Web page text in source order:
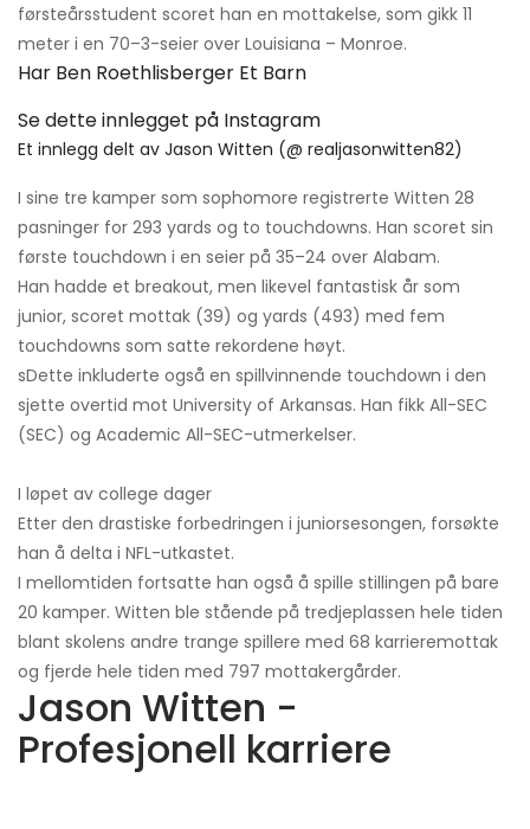
førsteårsstudent scoret han en mottakelse, som gikk 11
meter i en 70–3-seier over Louisiana – Monroe.
Har Ben Roethlisberger Et Barn
Se dette innlegget på Instagram
Et innlegg delt av Jason Witten (@ realjasonwitten82)
I sine tre kamper som sophomore registrerte Witten 28
pasninger for 293 yards og to touchdowns. Han scoret sin
første touchdown i en seier på 35–24 over Alabam.
Han hadde et breakout, men likevel fantastisk år som
junior, scoret mottak (39) og yards (493) med fem
touchdowns som satte rekordene høyt.
sDette inkluderte også en spillvinnende touchdown i den
sjette overtid mot University of Arkansas. Han fikk All-SEC
(SEC) og Academic All-SEC-utmerkelser.
I løpet av college dager
Etter den drastiske forbedringen i juniorsesongen, forsøkte
han å delta i NFL-utkastet.
I mellomtiden fortsatte han også å spille stillingen på bare
20 kamper. Witten ble stående på tredjeplassen hele tiden
blant skolens andre trange spillere med 68 karrieremottak
og fjerde hele tiden med 797 mottakergårder.
Jason Witten -
Profesjonell karriere